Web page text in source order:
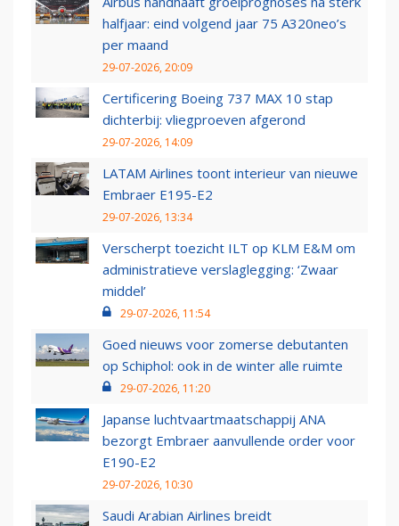
halfjaar: eind volgend jaar 75 A320neo’s
per maand
29-07-2026, 20:09
Certificering Boeing 737 MAX 10 stap
dichterbij: vliegproeven afgerond
29-07-2026, 14:09
LATAM Airlines toont interieur van nieuwe
Embraer E195-E2
29-07-2026, 13:34
Verscherpt toezicht ILT op KLM E&M om
administratieve verslaglegging: ‘Zwaar
middel’
29-07-2026, 11:54
Goed nieuws voor zomerse debutanten
op Schiphol: ook in de winter alle ruimte
29-07-2026, 11:20
Japanse luchtvaartmaatschappij ANA
bezorgt Embraer aanvullende order voor
E190-E2
29-07-2026, 10:30
Saudi Arabian Airlines breidt